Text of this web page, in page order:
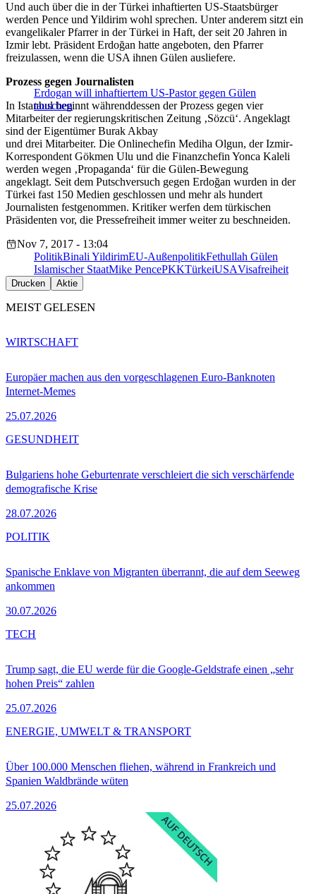
Und auch über die in der Türkei inhaftierten US-Staatsbürger
werden Pence und Yildirim wohl sprechen. Unter anderem sitzt ein
evangelikaler Pfarrer in der Türkei in Haft, der seit 20 Jahren in
Izmir lebt. Präsident Erdoğan hatte angeboten, den Pfarrer
freizulassen, wenn die USA ihnen Gülen ausliefere.
Erdogan will inhaftiertem US-Pastor gegen Gülen
tauschen
Prozess gegen Journalisten
In Istanbul beginnt währenddessen der Prozess gegen vier
Mitarbeiter der regierungskritischen Zeitung ‚Sözcü‘. Angeklagt
sind der Eigentümer Burak Akbay
und drei Mitarbeiter. Die Onlinechefin Mediha Olgun, der Izmir-
Korrespondent Gökmen Ulu und die Finanzchefin Yonca Kaleli
werden wegen ‚Propaganda‘ für die Gülen-Bewegung
angeklagt. Seit dem Putschversuch gegen Erdoğan wurden in der
Türkei fast 150 Medien geschlossen und mehr als hundert
Journalisten festgenommen. Kritiker werfen dem türkischen
Präsidenten vor, die Pressefreiheit immer weiter zu beschneiden.
Nov 7, 2017 - 13:04
PolitikBinali YildirimEU-AußenpolitikFethullah Gülen
Islamischer StaatMike PencePKKTürkeiUSAVisafreiheit
Drucken Aktie
MEIST GELESEN
Europäer machen aus den vorgeschlagenen Euro-Banknoten
Internet-Memes
25.07.2026
WIRTSCHAFT
Bulgariens hohe Geburtenrate verschleiert die sich verschärfende
demografische Krise
28.07.2026
GESUNDHEIT
Spanische Enklave von Migranten überrannt, die auf dem Seeweg
ankommen
30.07.2026
POLITIK
Trump sagt, die EU werde für die Google-Geldstrafe einen „sehr
hohen Preis“ zahlen
25.07.2026
TECH
Über 100.000 Menschen fliehen, während in Frankreich und
Spanien Waldbrände wüten
25.07.2026
ENERGIE, UMWELT & TRANSPORT